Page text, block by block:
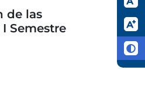
de las
Semestre